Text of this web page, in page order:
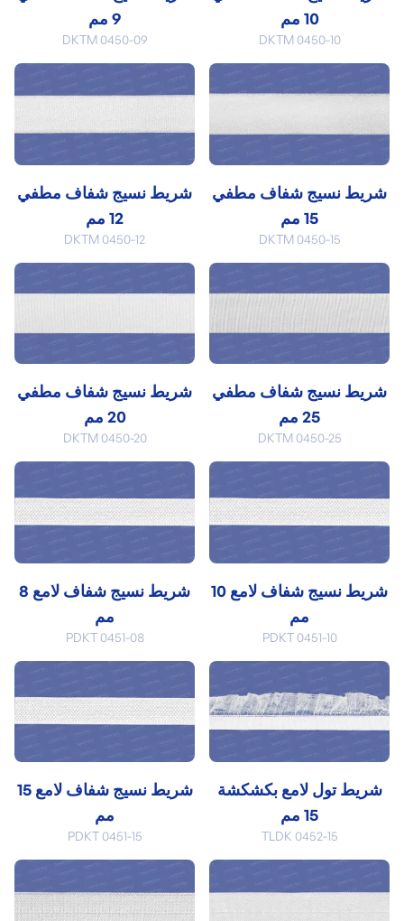
9 مم
DKTM 0450-09
10 مم
DKTM 0450-10
شريط نسيج شفاف مطفي
12 مم
DKTM 0450-12
شريط نسيج شفاف مطفي
15 مم
DKTM 0450-15
شريط نسيج شفاف مطفي
20 مم
DKTM 0450-20
شريط نسيج شفاف مطفي
25 مم
DKTM 0450-25
شريط نسيج شفاف لامع 8
مم
PDKT 0451-08
شريط نسيج شفاف لامع 10
مم
PDKT 0451-10
شريط نسيج شفاف لامع 15
مم
PDKT 0451-15
شريط تول لامع بكشكشة
15 مم
TLDK 0452-15